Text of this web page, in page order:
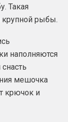
Такая
крупной рыбы.
наполняются
мешочка
крючок и